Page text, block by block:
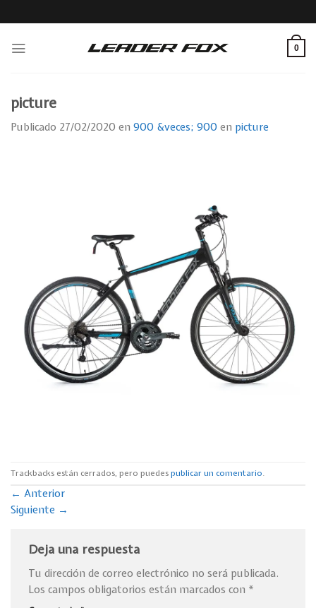
to
0
picture
Publicado 27/02/2020 en 900 &veces; 900 en picture
Trackbacks están cerrados, pero puedespublicar un comentario.
← Anterior
Siguiente →
Deja una respuesta
Tu dirección de correo electrónico no será publicada.
Los campos obligatorios están marcados con *